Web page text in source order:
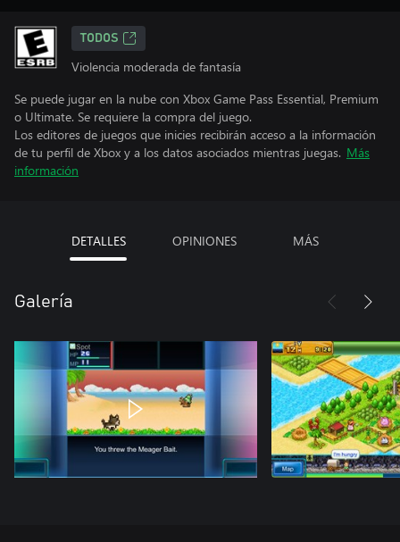
TODOS
Violencia moderada de fantasía
Se puede jugar en la nube con Xbox Game Pass Essential, Premium
o Ultimate. Se requiere la compra del juego.
Los editores de juegos que inicies recibirán acceso a la información
de tu perfil de Xbox y a los datos asociados mientras juegas. Más
información
DETALLES OPINIONES MÁS
Galería